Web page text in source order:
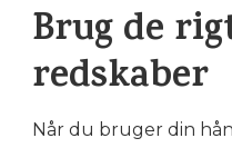
Brug de
redskaber
Når du bruger din